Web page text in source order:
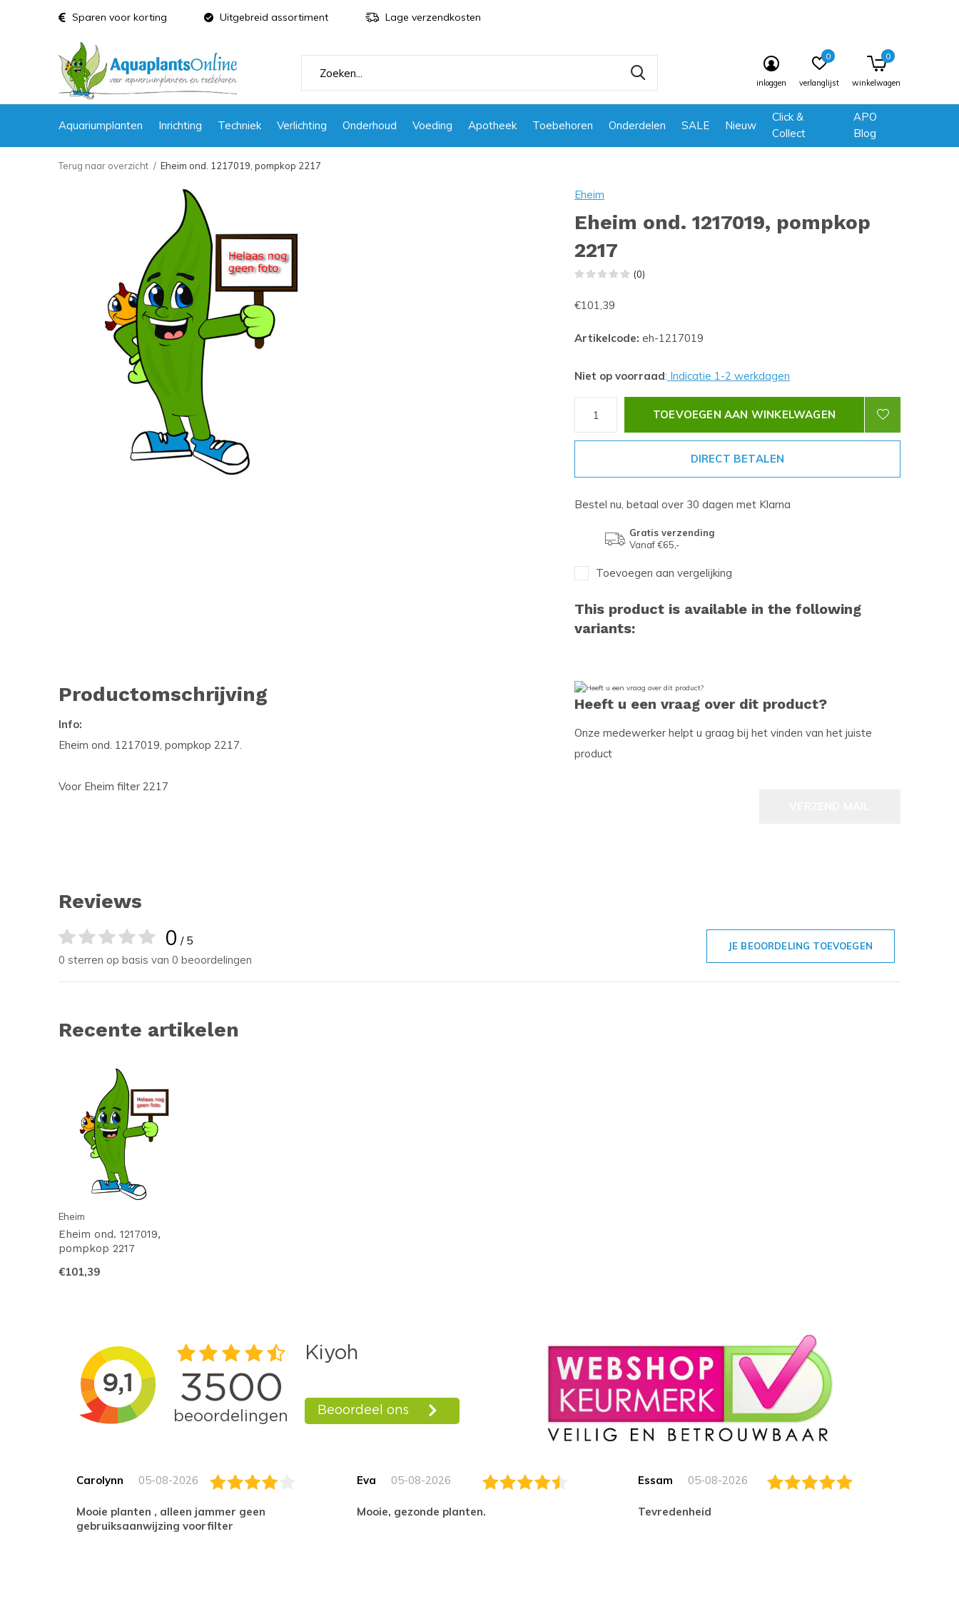
Aquariumplanten Inrichting Techniek Verlichting Onderhoud Voeding Apotheek Toebehoren Onderdelen SALE Nieuw
Click &
Collect
APO
Blog
inloggen verlanglijst
0
winkelwagen
0
Sparen voor korting Uitgebreid assortiment Lage verzendkosten
Terug naar overzicht Eheim ond. 1217019, pompkop 2217
Eheim
Eheim ond. 1217019, pompkop
2217
(0)
€101,39
Artikelcode: eh-1217019
Niet op voorraad: Indicatie 1-2 werkdagen
TOEVOEGEN AAN WINKELWAGEN
DIRECT BETALEN
Bestel nu, betaal over 30 dagen met Klarna
Gratis verzending
Vanaf €65,-
Toevoegen aan vergelijking
This product is available in the following
variants:
Productomschrijving
Info:
Eheim ond. 1217019, pompkop 2217.
Voor Eheim filter 2217
Heeft u een vraag over dit product?
Onze medewerker helpt u graag bij het vinden van het juiste
product
Reviews
0 / 5
0 sterren op basis van 0 beoordelingen
JE BEOORDELING TOEVOEGEN
Recente artikelen
Eheim
Eheim ond. 1217019,
pompkop 2217
€101,39
Carolynn 05-08-2026
Mooie planten , alleen jammer geen
gebruiksaanwijzing voorfilter
Eva 05-08-2026
Mooie, gezonde planten.
Essam 05-08-2026
tevredenheid